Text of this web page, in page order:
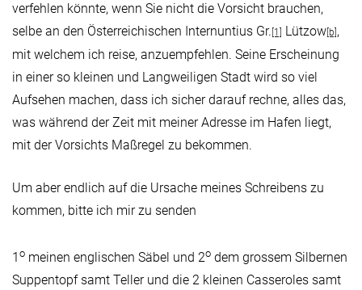
verfehlen könnte, wenn Sie nicht die Vorsicht brauchen,
selbe an den Österreichischen Internuntius Gr. [1] Lützow [b] ,
mit welchem ich reise, anzuempfehlen. Seine Erscheinung
in einer so kleinen und Langweiligen Stadt wird so viel
Aufsehen machen, dass ich sicher darauf rechne, alles das,
was während der Zeit mit meiner Adresse im Hafen liegt,
mit der Vorsichts Maßregel zu bekommen.
Um aber endlich auf die Ursache meines Schreibens zu
kommen, bitte ich mir zu senden
1 o meinen englischen Säbel und 2o dem grossem Silbernen
Suppentopf samt Teller und die 2 kleinen Casseroles samt